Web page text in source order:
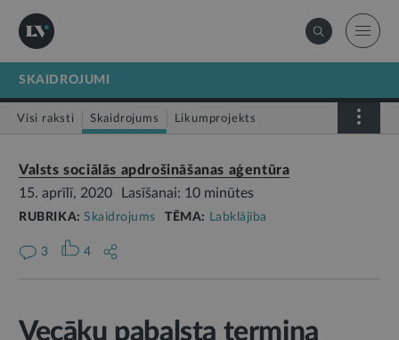
SKAIDROJUMI
Visi raksti Skaidrojums Likumprojekts
Valsts sociālās apdrošināšanas aģentūra
15. aprīlī, 2020
Lasīšanai: 10 minūtes
RUBRIKA:Skaidrojums TĒMA: Labklājība
3 4
Vecāku pabalsta termiņa